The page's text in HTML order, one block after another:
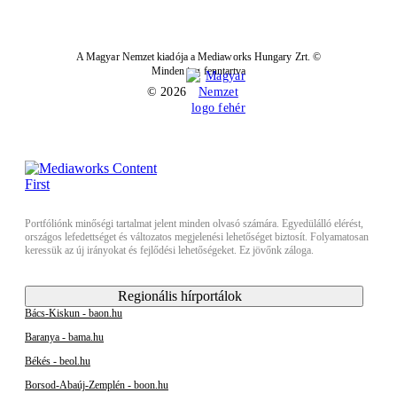
A Magyar Nemzet kiadója a Mediaworks Hungary Zrt. ©
Minden jog fenntartva
© 2026
Portfóliónk minőségi tartalmat jelent minden olvasó számára. Egyedülálló elérést,
országos lefedettséget és változatos megjelenési lehetőséget biztosít. Folyamatosan
keressük az új irányokat és fejlődési lehetőségeket. Ez jövőnk záloga.
Regionális hírportálok
Bács-Kiskun - baon.hu
Baranya - bama.hu
Békés - beol.hu
Borsod-Abaúj-Zemplén - boon.hu